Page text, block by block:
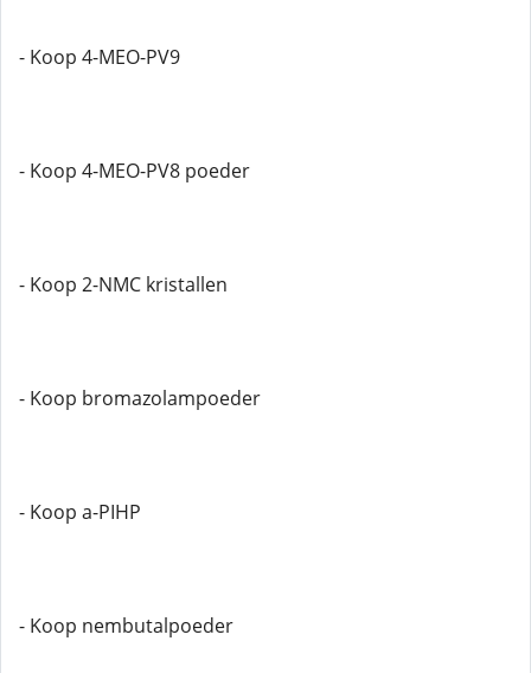
- Koop 4-MEO-PV9
- Koop 4-MEO-PV8 poeder
- Koop 2-NMC kristallen
- Koop bromazolampoeder
- Koop a-PIHP
- Koop nembutalpoeder